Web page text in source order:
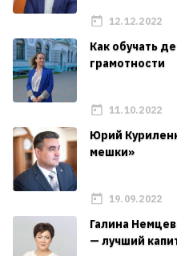
12.12.2022
Как обучать
грамотности
11.10.2022
Юрий
мешки»
19.09.2022
Галина
— лучший